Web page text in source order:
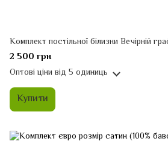
Комплект постільної білизни Вечірній
2 500 грн
Оптові ціни від 5 одиниць
Купити